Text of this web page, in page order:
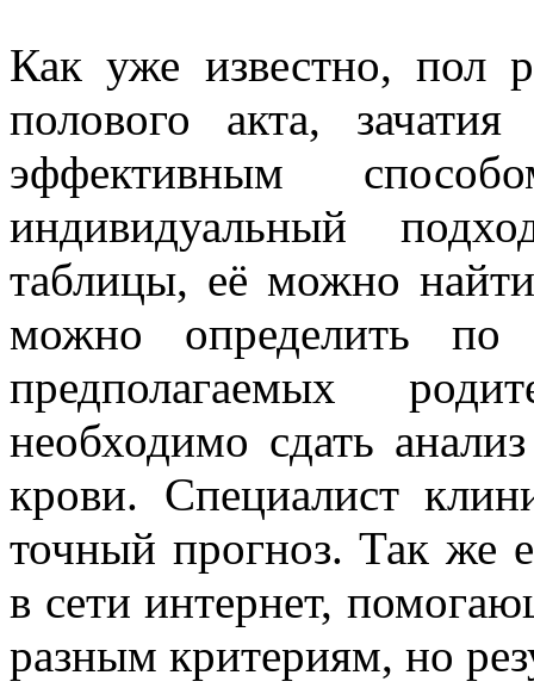
Как уже известно, пол
полового акта,
эффективным
индивидуальный
таблицы, её можно
можно определить по
предполагаемых
необходимо сдать
крови. Специалист
точный прогноз. Так же
в сети интернет,
разным критериям, но